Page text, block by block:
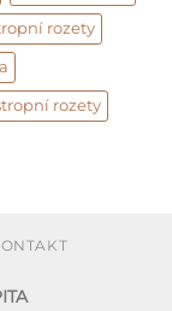
rozety
rozety